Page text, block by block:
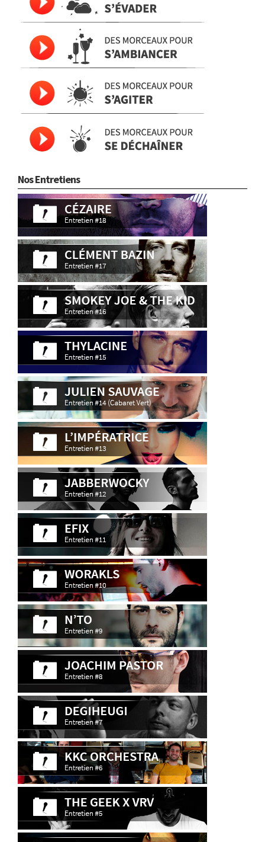
Nos Entretiens